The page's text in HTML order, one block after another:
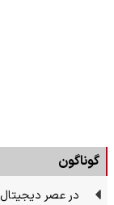
گوناگون
در عصر دیجیتال